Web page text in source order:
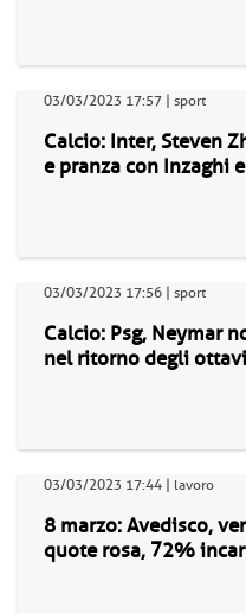
03/03/2023 17:57 | sport
Calcio: Inter, Steven
e pranza con Inzaghi
03/03/2023 17:56 | sport
Calcio: Psg, Neymar
nel ritorno degli
03/03/2023 17:44 | lavoro
8 marzo: Avedisco,
quote rosa, 72%